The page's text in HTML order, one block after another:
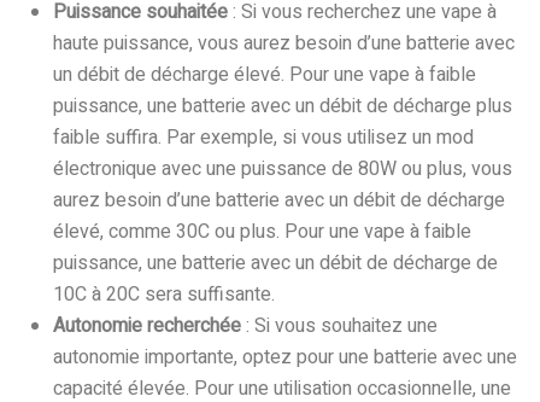
Puissance souhaitée: Si vous recherchez une vape à
haute puissance, vous aurez besoin d’une batterie avec
un débit de décharge élevé. Pour une vape à faible
puissance, une batterie avec un débit de décharge plus
faible suffira. Par exemple, si vous utilisez un mod
électronique avec une puissance de 80W ou plus, vous
aurez besoin d’une batterie avec un débit de décharge
élevé, comme 30C ou plus. Pour une vape à faible
puissance, une batterie avec un débit de décharge de
10C à 20C sera suffisante.
Autonomie recherchée: Si vous souhaitez une
autonomie importante, optez pour une batterie avec une
capacité élevée. Pour une utilisation occasionnelle, une